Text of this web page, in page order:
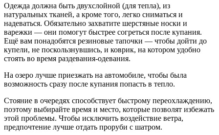
Одежда должна быть двухслойной (для тепла), из
натуральных тканей, а кроме того, легко сниматься и
надеваться. Обязательно захватите шерстяные носки и
варежки — они помогут быстрее согреться после купания.
Ещё вам понадобятся резиновые тапочки — чтобы дойти до
купели, не поскользнувшись, и коврик, на котором удобно
стоять во время раздевания-одевания.
На озеро лучше приезжать на автомобиле, чтобы была
возможность сразу после купания попасть в тепло.
Стояние в очередях способствует быстрому переохлаждению,
поэтому выбирайте время и место, которые позволят избежать
этой проблемы. Чтобы исключить воздействие ветра,
предпочтение лучше отдать проруби с шатром.